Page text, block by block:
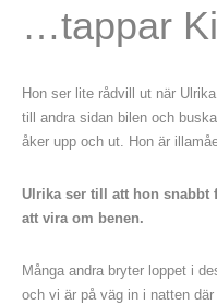
…tappar
Hon ser lite rådvill ut när
till andra sidan bilen och
åker upp och ut. Hon är
Ulrika ser till att hon snabbt
att vira om benen.
Många andra bryter loppet i
och vi är på väg in i natten